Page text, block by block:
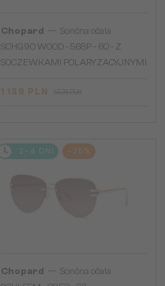
Chopard
Sončna očala
SCHG90 WOOD - 568P - 60 - Z
SOCZEWKAMI POLARYZACYJNYMI
1 139 PLN
2-4 DNI -25%
Chopard
Sončna očala